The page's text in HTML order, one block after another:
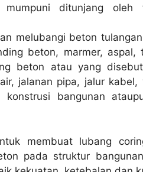
ditunjang
melubangi beton
beton, marmer, aspal,
beton atau yang
jalanan pipa, jalur
bangunan
membuat lubang
pada struktur